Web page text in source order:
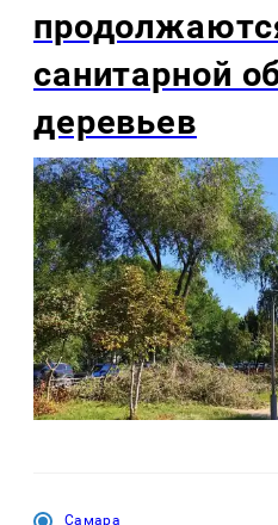
санитарной
деревьев
Самара